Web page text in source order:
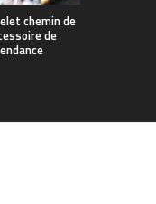
chemin de
de